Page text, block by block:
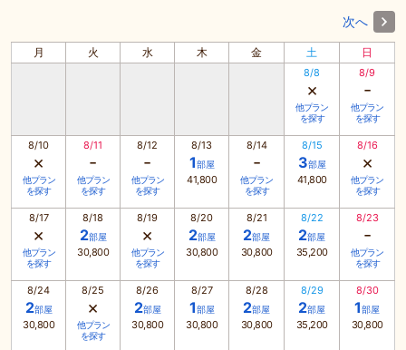
次へ
月 火 水 木 金 土 日
8/8
×
他プラン
を探す
8/9
-
他プラン
を探す
8/10
×
他プラン
を探す
8/11
-
他プラン
を探す
8/12
-
他プラン
を探す
8/13
1部屋
41,800
8/14
-
他プラン
を探す
8/15
3部屋
41,800
8/16
×
他プラン
を探す
8/17
×
他プラン
を探す
8/18
2部屋
30,800
8/19
×
他プラン
を探す
8/20
2部屋
30,800
8/21
2部屋
30,800
8/22
2部屋
35,200
8/23
-
他プラン
を探す
8/24
2部屋
30,800
8/25
×
他プラン
を探す
8/26
2部屋
30,800
8/27
1部屋
30,800
8/28
2部屋
30,800
8/29
2部屋
35,200
8/30
1部屋
30,800